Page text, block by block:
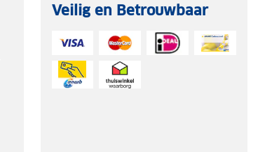
Veilig en Betrouwbaar